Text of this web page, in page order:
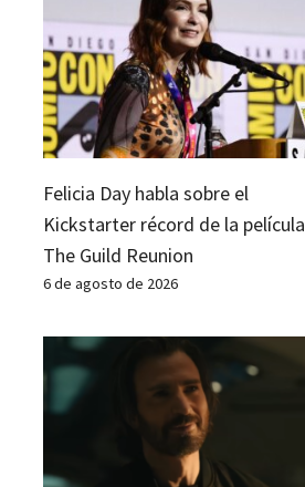
Felicia Day habla sobre el
Kickstarter récord de la película
The Guild Reunion
6 de agosto de 2026